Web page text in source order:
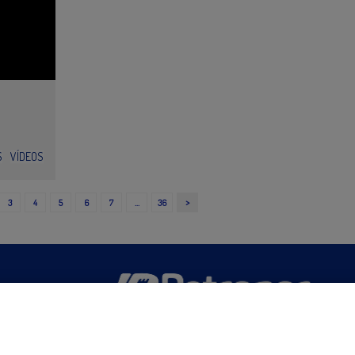
VÍDEOS
3 4 5 6 7 36 >